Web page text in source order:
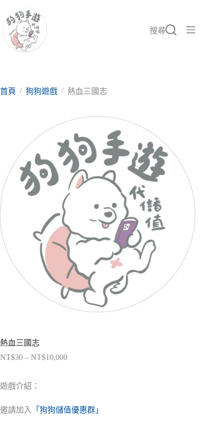
至
要
搜尋
首頁 / 狗狗遊戲 / 熱血三國志
熱血三國志
NT$30 – NT$10,000價
NT$30
到
遊戲介紹：
邀請加入 「狗狗儲值優惠群」